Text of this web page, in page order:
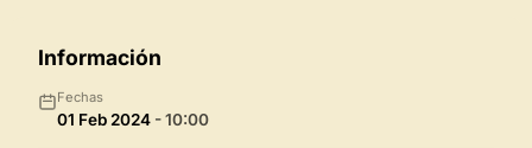
Información
Fechas
01 Feb 2024 - 10:00